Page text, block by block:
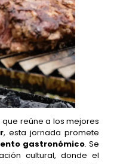
reúne a los mejores
, esta jornada promete
gastronómico. Se
cultural, donde el